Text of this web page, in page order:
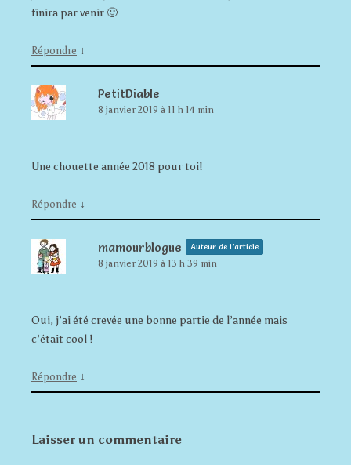
finira par venir 🙂
Répondre ↓
PetitDiable
8 janvier 2019 à 11 h 14 min
Une chouette année 2018 pour toi!
Répondre ↓
mamourblogue Auteur de l’article
8 janvier 2019 à 13 h 39 min
Oui, j’ai été crevée une bonne partie de l’année mais
c’était cool !
Répondre ↓
Laisser un commentaire